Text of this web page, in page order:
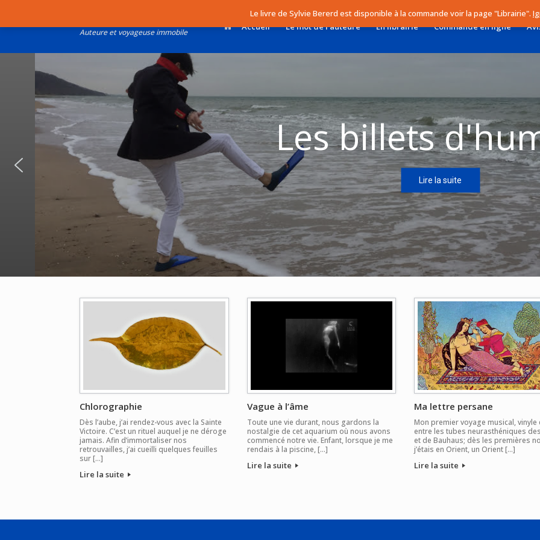
Le livre de Sylvie Bererd est disponible à la commande voir la page "Librairie".
content
Auteure et voyageuse immobile
Accueil Le mot de l’auteure En librairie Commande en ligne
Les billets
Lire la suite
Chlorographie
Dès l’aube, j’ai rendez-vous avec la Sainte
Victoire. C’est un rituel auquel je ne déroge
jamais. Afin d’immortaliser nos
retrouvailles, j’ai cueilli quelques feuilles
sur […]
Lire la suite
Vague à l’âme
Toute une vie durant, nous gardons la
nostalgie de cet aquarium où nous avons
commencé notre vie. Enfant, lorsque je me
rendais à la piscine, […]
Lire la suite
Ma lettre persane
Mon premier voyage musical, vinyle
entre les tubes neurasthéniques
et de Bauhaus; dès les premières
j’étais en Orient, un Orient […]
Lire la suite